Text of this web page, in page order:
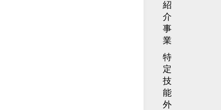
紹
介
事
業
特
定
技
能
外